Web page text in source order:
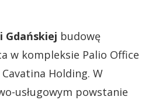
Gdańskiej budowę
w kompleksie Palio Office
Holding. W
usługowym powstanie